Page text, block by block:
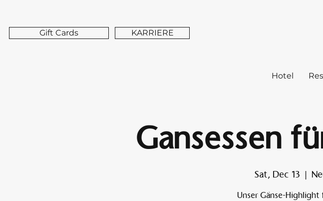
Gift Cards KARRIERE
Hotel
Gansessen
Sat, Dec 13
  |
Unser Gänse-